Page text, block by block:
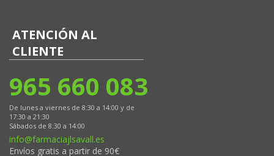
ATENCIÓN AL
CLIENTE
965 660 083
De lunes a viernes de 8:30 a 14:00 y de
17:30 a 21:30
Sábados de 8:30 a 14:00
info@farmaciajlsavall.es
Envíos gratis a partir de 90€